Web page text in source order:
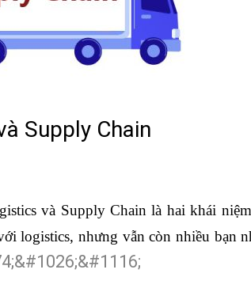
Supply Chain
và Supply Chain là hai khái
logistics, nhưng vẫn còn nhiều bạn